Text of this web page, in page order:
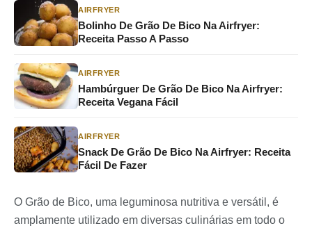
AIRFRYER
Bolinho De Grão De Bico Na Airfryer:
Receita Passo A Passo
AIRFRYER
Hambúrguer De Grão De Bico Na Airfryer:
Receita Vegana Fácil
AIRFRYER
Snack De Grão De Bico Na Airfryer: Receita
Fácil De Fazer
O Grão de Bico, uma leguminosa nutritiva e versátil, é
amplamente utilizado em diversas culinárias em todo o